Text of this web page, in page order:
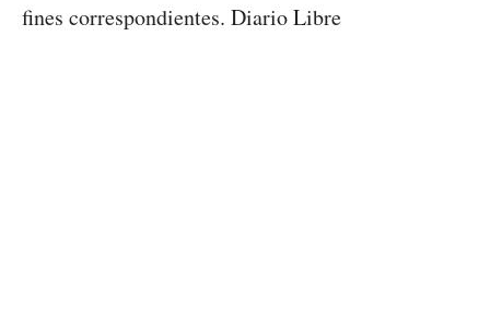
fines correspondientes. Diario Libre